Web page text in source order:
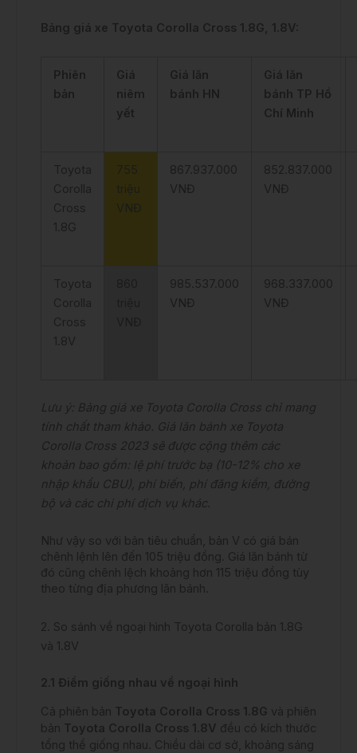
Bảng giá xe Toyota Corolla Cross 1.8G, 1.8V:
Phiên
bản
Giá
niêm
yết
Giá lăn
bánh HN
Giá lăn
bánh TP Hồ
Chí Minh
Toyota
Corolla
Cross
1.8G
867.937.000
VNĐ
852.837.000
VNĐ
Toyota
Corolla
Cross
1.8V
985.537.000
VNĐ
968.337.000
VNĐ
Lưu ý: Bảng giá xe Toyota Corolla Cross chỉ mang
tính chất tham khảo. Giá lăn bánh xe Toyota
Corolla Cross 2023 sẽ được cộng thêm các
khoản bao gồm: lệ phí trước bạ (10-12% cho xe
nhập khẩu CBU), phí biến, phí đăng kiểm, đường
bộ và các chi phí dịch vụ khác.
Như vậy so với bản tiêu chuẩn, bản V có giá bán
chênh lệnh lên đến 105 triệu đồng. Giá lăn bánh từ
đó cũng chênh lệch khoảng hơn 115 triệu đồng tùy
theo từng địa phương lăn bánh.
2. So sánh về ngoại hình Toyota Corolla bản 1.8G
và 1.8V
2.1 Điểm giống nhau về ngoại hình
Cả phiên bản Toyota Corolla Cross 1.8G và phiên
bản Toyota Corolla Cross 1.8V đều có kích thước
tổng thể giống nhau. Chiều dài cơ sở, khoảng sáng